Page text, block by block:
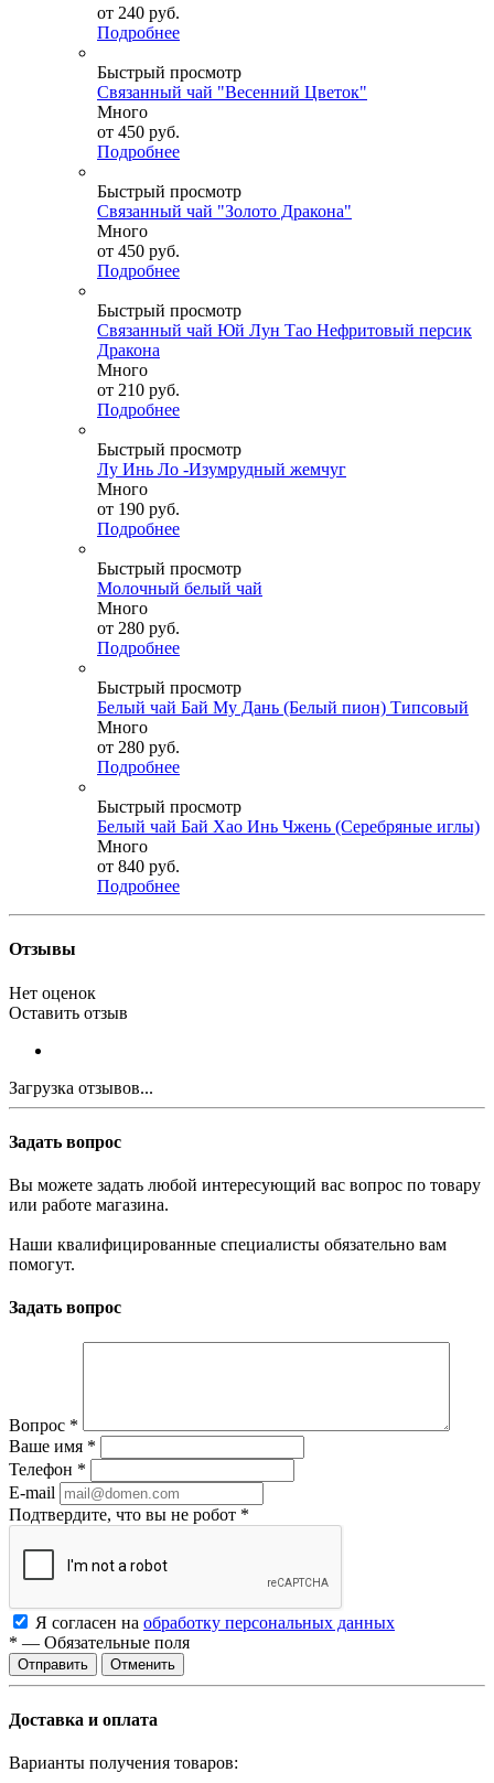
от 240 руб.
Подробнее
Быстрый просмотр
Связанный чай "Весенний Цветок"
Много
от 450 руб.
Подробнее
Быстрый просмотр
Связанный чай "Золото Дракона"
Много
от 450 руб.
Подробнее
Быстрый просмотр
Связанный чай Юй Лун Тао Нефритовый персик
Дракона
Много
от 210 руб.
Подробнее
Быстрый просмотр
Лу Инь Ло -Изумрудный жемчуг
Много
от 190 руб.
Подробнее
Быстрый просмотр
Молочный белый чай
Много
от 280 руб.
Подробнее
Быстрый просмотр
Белый чай Бай Му Дань (Белый пион) Типсовый
Много
от 280 руб.
Подробнее
Быстрый просмотр
Белый чай Бай Хао Инь Чжень (Серебряные иглы)
Много
от 840 руб.
Подробнее
Отзывы
Нет оценок
Оставить отзыв
Загрузка отзывов...
Задать вопрос
Вы можете задать любой интересующий вас вопрос по товару
или работе магазина.
Наши квалифицированные специалисты обязательно вам
помогут.
Задать вопрос
Вопрос *
Ваше имя *
Телефон *
E-mail
Подтвердите, что вы не робот *
Я согласен на обработку персональных данных
* — Обязательные поля
Отменить
Доставка и оплата
Варианты получения товаров: